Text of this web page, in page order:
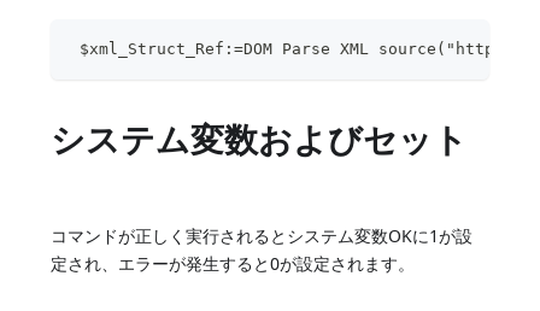
$xml_Struct_Ref:=DOM Parse XML source("http://
システム変数およびセット
コマンドが正しく実行されるとシステム変数OKに1が設
定され、エラーが発生すると0が設定されます。